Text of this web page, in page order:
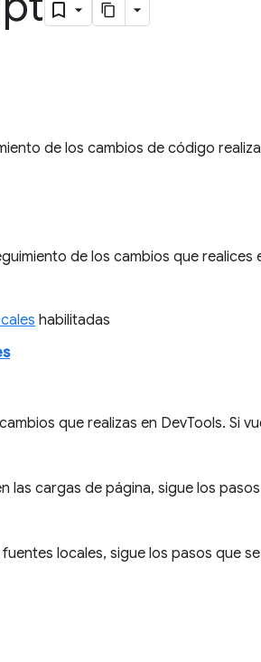
de los cambios de código
de los cambios que realices
habilitadas
que realizas en DevTools. Si
las cargas de página, sigue los
locales, sigue los pasos que